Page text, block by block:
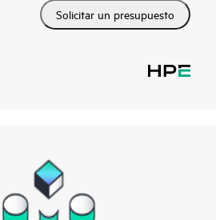
Solicitar un presupuesto